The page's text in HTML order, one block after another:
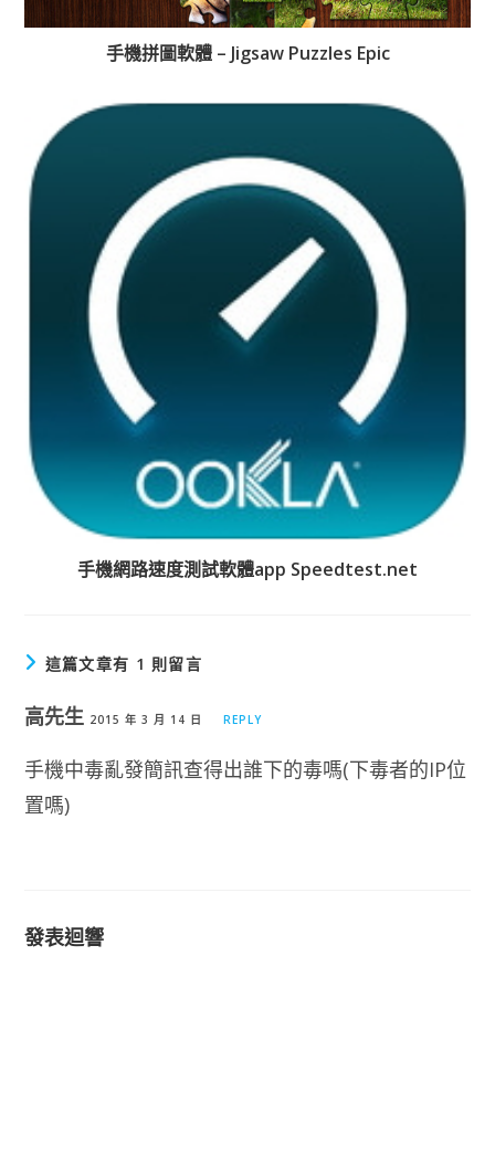
手機拼圖軟體 – Jigsaw Puzzles Epic
手機網路速度測試軟體app Speedtest.net
這篇文章有 1 則留言
高先生 2015 年 3 月 14 日 REPLY
手機中毒亂發簡訊查得出誰下的毒嗎(下毒者的IP位
置嗎)
發表迴響